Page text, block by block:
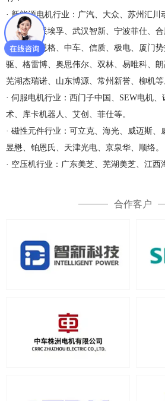
· 新能源电机行业：广汽、大众、苏州汇
纳、卧龙采埃孚、武汉智新、宁波菲仕、
博尔、索恩格、中车、信质、极电、厦门
驱、格雷博、奥思伟尔、双林、易唯科、朗
芜湖杰瑞诺、山东博源、常州新誉、柳机等
· 伺服电机行业：西门子中国、SEW电机
术、库卡机器人、艾创、菲仕等。
· 磁性元件行业：可立克、海光、威迈斯
昱懋、铂恩氏、天津光电、京泉华、顺络。
· 空压机行业：广东美芝、芜湖美芝、江西
合作客户